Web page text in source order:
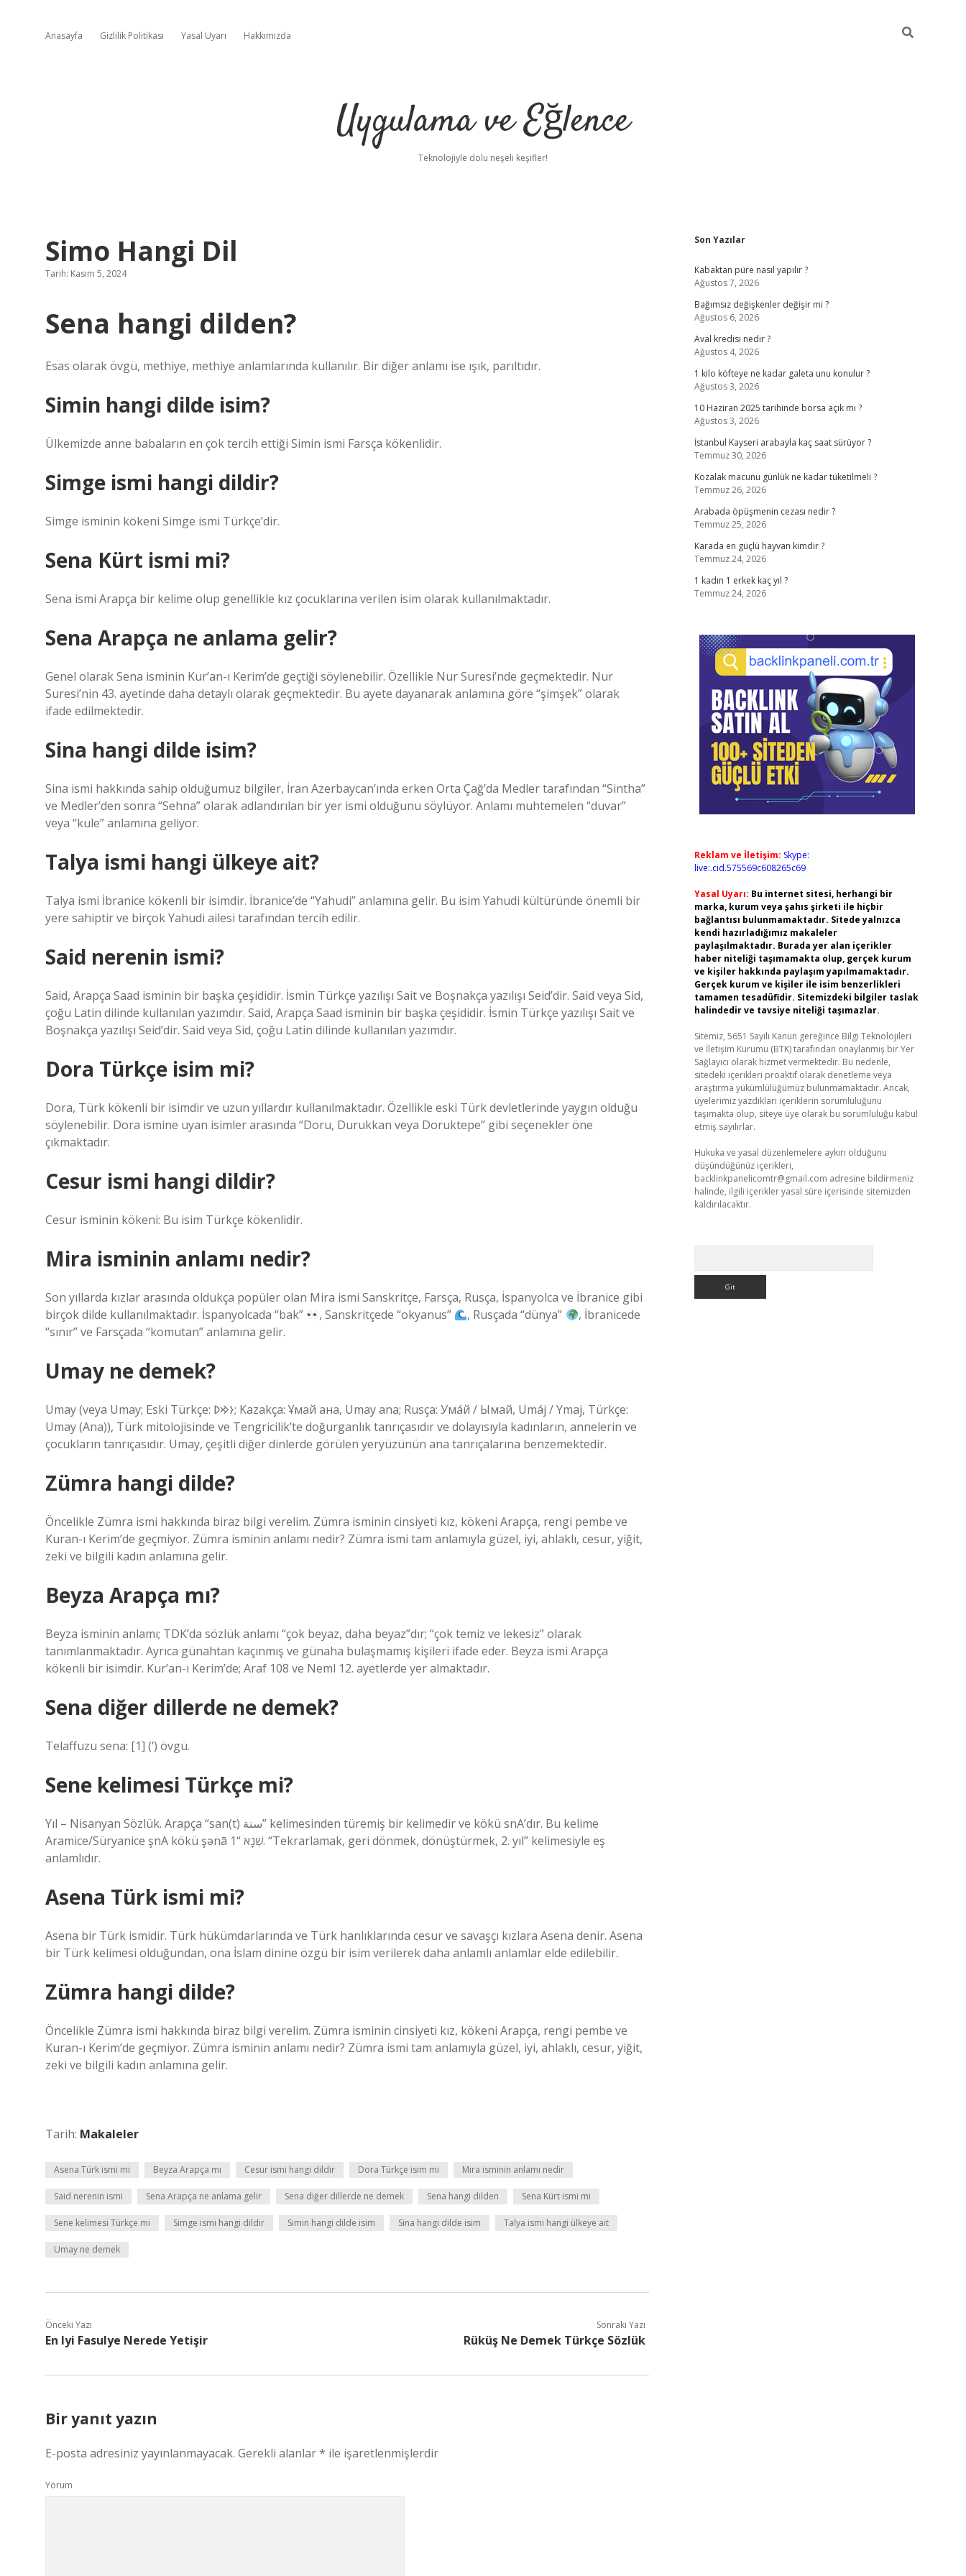
Anasayfa Gizlilik Politikası Yasal Uyarı Hakkımızda
Uygulama ve Eğlence
Teknolojiyle dolu neşeli keşifler!
Simo Hangi Dil
Tarih: Kasım 5, 2024
Sena hangi dilden?
Esas olarak övgü, methiye, methiye anlamlarında kullanılır. Bir diğer anlamı ise ışık, parıltıdır.
Simin hangi dilde isim?
Ülkemizde anne babaların en çok tercih ettiği Simin ismi Farsça kökenlidir.
Simge ismi hangi dildir?
Simge isminin kökeni Simge ismi Türkçe’dir.
Sena Kürt ismi mi?
Sena ismi Arapça bir kelime olup genellikle kız çocuklarına verilen isim olarak kullanılmaktadır.
Sena Arapça ne anlama gelir?
Genel olarak Sena isminin Kur’an-ı Kerim’de geçtiği söylenebilir. Özellikle Nur Suresi’nde geçmektedir. Nur
Suresi’nin 43. ayetinde daha detaylı olarak geçmektedir. Bu ayete dayanarak anlamına göre “şimşek” olarak
ifade edilmektedir.
Sina hangi dilde isim?
Sina ismi hakkında sahip olduğumuz bilgiler, İran Azerbaycan’ında erken Orta Çağ’da Medler tarafından “Sintha”
ve Medler’den sonra “Sehna” olarak adlandırılan bir yer ismi olduğunu söylüyor. Anlamı muhtemelen “duvar”
veya “kule” anlamına geliyor.
Talya ismi hangi ülkeye ait?
Talya ismi İbranice kökenli bir isimdir. İbranice’de “Yahudi” anlamına gelir. Bu isim Yahudi kültüründe önemli bir
yere sahiptir ve birçok Yahudi ailesi tarafından tercih edilir.
Said nerenin ismi?
Said, Arapça Saad isminin bir başka çeşididir. İsmin Türkçe yazılışı Sait ve Boşnakça yazılışı Seid’dir. Said veya Sid,
çoğu Latin dilinde kullanılan yazımdır. Said, Arapça Saad isminin bir başka çeşididir. İsmin Türkçe yazılışı Sait ve
Boşnakça yazılışı Seid’dir. Said veya Sid, çoğu Latin dilinde kullanılan yazımdır.
Dora Türkçe isim mi?
Dora, Türk kökenli bir isimdir ve uzun yıllardır kullanılmaktadır. Özellikle eski Türk devletlerinde yaygın olduğu
söylenebilir. Dora ismine uyan isimler arasında “Doru, Durukkan veya Doruktepe” gibi seçenekler öne
çıkmaktadır.
Cesur ismi hangi dildir?
Cesur isminin kökeni: Bu isim Türkçe kökenlidir.
Mira isminin anlamı nedir?
Son yıllarda kızlar arasında oldukça popüler olan Mira ismi Sanskritçe, Farsça, Rusça, İspanyolca ve İbranice gibi
birçok dilde kullanılmaktadır. İspanyolcada “bak”
, Sanskritçede “okyanus” , Rusçada “dünya”
, İbranicede
“sınır” ve Farsçada “komutan” anlamına gelir.
Umay ne demek?
Umay (veya Umay; Eski Türkçe: 𐰆𐰢𐰖; Kazakça: Ұмай aна, Umay ana; Rusça: Ума́й / Ымай, Umáj / Ymaj, Türkçe:
Umay (Ana)), Türk mitolojisinde ve Tengricilik’te doğurganlık tanrıçasıdır ve dolayısıyla kadınların, annelerin ve
çocukların tanrıçasıdır. Umay, çeşitli diğer dinlerde görülen yeryüzünün ana tanrıçalarına benzemektedir.
Zümra hangi dilde?
Öncelikle Zümra ismi hakkında biraz bilgi verelim. Zümra isminin cinsiyeti kız, kökeni Arapça, rengi pembe ve
Kuran-ı Kerim’de geçmiyor. Zümra isminin anlamı nedir? Zümra ismi tam anlamıyla güzel, iyi, ahlaklı, cesur, yiğit,
zeki ve bilgili kadın anlamına gelir.
Beyza Arapça mı?
Beyza isminin anlamı; TDK’da sözlük anlamı “çok beyaz, daha beyaz”dır; “çok temiz ve lekesiz” olarak
tanımlanmaktadır. Ayrıca günahtan kaçınmış ve günaha bulaşmamış kişileri ifade eder. Beyza ismi Arapça
kökenli bir isimdir. Kur’an-ı Kerim’de; Araf 108 ve Neml 12. ayetlerde yer almaktadır.
Sena diğer dillerde ne demek?
Telaffuzu sena: [1] (‘) övgü.
Sene kelimesi Türkçe mi?
Yıl – Nisanyan Sözlük. Arapça “san(t) سنة” kelimesinden türemiş bir kelimedir ve kökü snA’dır. Bu kelime
Aramice/Süryanice şnA kökü şənā שְׁנָא “1. “Tekrarlamak, geri dönmek, dönüştürmek, 2. yıl” kelimesiyle eş
anlamlıdır.
Asena Türk ismi mi?
Asena bir Türk ismidir. Türk hükümdarlarında ve Türk hanlıklarında cesur ve savaşçı kızlara Asena denir. Asena
bir Türk kelimesi olduğundan, ona İslam dinine özgü bir isim verilerek daha anlamlı anlamlar elde edilebilir.
Zümra hangi dilde?
Öncelikle Zümra ismi hakkında biraz bilgi verelim. Zümra isminin cinsiyeti kız, kökeni Arapça, rengi pembe ve
Kuran-ı Kerim’de geçmiyor. Zümra isminin anlamı nedir? Zümra ismi tam anlamıyla güzel, iyi, ahlaklı, cesur, yiğit,
zeki ve bilgili kadın anlamına gelir.
Tarih: Makaleler
Asena Türk ismi mi Beyza Arapça mı Cesur ismi hangi dildir Dora Türkçe isim mi Mira isminin anlamı nedir
Said nerenin ismi Sena Arapça ne anlama gelir Sena diğer dillerde ne demek Sena hangi dilden Sena Kürt ismi mi
Sene kelimesi Türkçe mi Simge ismi hangi dildir Simin hangi dilde isim Sina hangi dilde isim Talya ismi hangi ülkeye ait
Umay ne demek
Önceki Yazı
En Iyi Fasulye Nerede Yetişir
Sonraki Yazı
Rüküş Ne Demek Türkçe Sözlük
Bir yanıt yazın
E-posta adresiniz yayınlanmayacak. Gerekli alanlar* ile işaretlenmişlerdir
Yorum
Sidebar
Son Yazılar
Kabaktan püre nasıl yapılır ?
Ağustos 7, 2026
Bağımsız değişkenler değişir mi ?
Ağustos 6, 2026
Aval kredisi nedir ?
Ağustos 4, 2026
1 kilo köfteye ne kadar galeta unu konulur ?
Ağustos 3, 2026
10 Haziran 2025 tarihinde borsa açık mı ?
Ağustos 3, 2026
İstanbul Kayseri arabayla kaç saat sürüyor ?
Temmuz 30, 2026
Kozalak macunu günlük ne kadar tüketilmeli ?
Temmuz 26, 2026
Arabada öpüşmenin cezası nedir ?
Temmuz 25, 2026
Karada en güçlü hayvan kimdir ?
Temmuz 24, 2026
1 kadın 1 erkek kaç yıl ?
Temmuz 24, 2026
Reklam ve İletişim: Skype:
live:.cid.575569c608265c69
Yasal Uyarı: Bu internet sitesi, herhangi bir
marka, kurum veya şahıs şirketi ile hiçbir
bağlantısı bulunmamaktadır. Sitede yalnızca
kendi hazırladığımız makaleler
paylaşılmaktadır. Burada yer alan içerikler
haber niteliği taşımamakta olup, gerçek kurum
ve kişiler hakkında paylaşım yapılmamaktadır.
Gerçek kurum ve kişiler ile isim benzerlikleri
tamamen tesadüfidir. Sitemizdeki bilgiler taslak
halindedir ve tavsiye niteliği taşımazlar.
Sitemiz, 5651 Sayılı Kanun gereğince Bilgi Teknolojileri
ve İletişim Kurumu (BTK) tarafından onaylanmış bir Yer
Sağlayıcı olarak hizmet vermektedir. Bu nedenle,
sitedeki içerikleri proaktif olarak denetleme veya
araştırma yükümlülüğümüz bulunmamaktadır. Ancak,
üyelerimiz yazdıkları içeriklerin sorumluluğunu
taşımakta olup, siteye üye olarak bu sorumluluğu kabul
etmiş sayılırlar.
Hukuka ve yasal düzenlemelere aykırı olduğunu
düşündüğünüz içerikleri,
backlinkpanelicomtr@gmail.com adresine bildirmeniz
halinde, ilgili içerikler yasal süre içerisinde sitemizden
kaldırılacaktır.